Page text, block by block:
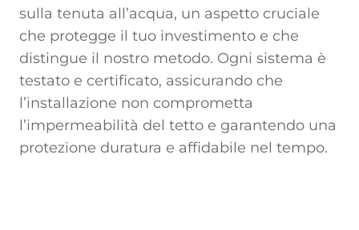
sulla tenuta all’acqua, un aspetto cruciale
che protegge il tuo investimento e che
distingue il nostro metodo. Ogni sistema è
testato e certificato, assicurando che
l’installazione non comprometta
l’impermeabilità del tetto e garantendo una
protezione duratura e affidabile nel tempo.